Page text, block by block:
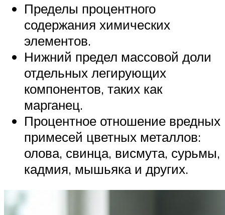
Пределы процентного
содержания химических
элементов.
Нижний предел массовой доли
отдельных легирующих
компонентов, таких как
марганец.
Процентное отношение вредных
примесей цветных металлов:
олова, свинца, висмута, сурьмы,
кадмия, мышьяка и других.